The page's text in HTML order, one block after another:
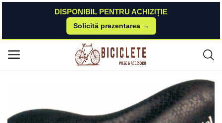
DISPONIBIL PENTRU ACHIZIȚIE
Solicită prezentarea →
Meniu principal
Acasă
Suspensie-cadru
Sa Selle San Remo cu arcuri Donna gel, 252x220mm, culoare negru Selle